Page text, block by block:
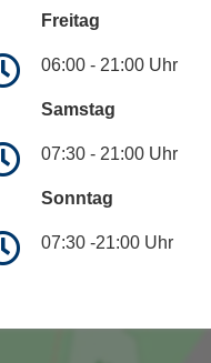
Freitag
06:00 - 21:00 Uhr
Samstag
07:30 - 21:00 Uhr
Sonntag
07:30 -21:00 Uhr